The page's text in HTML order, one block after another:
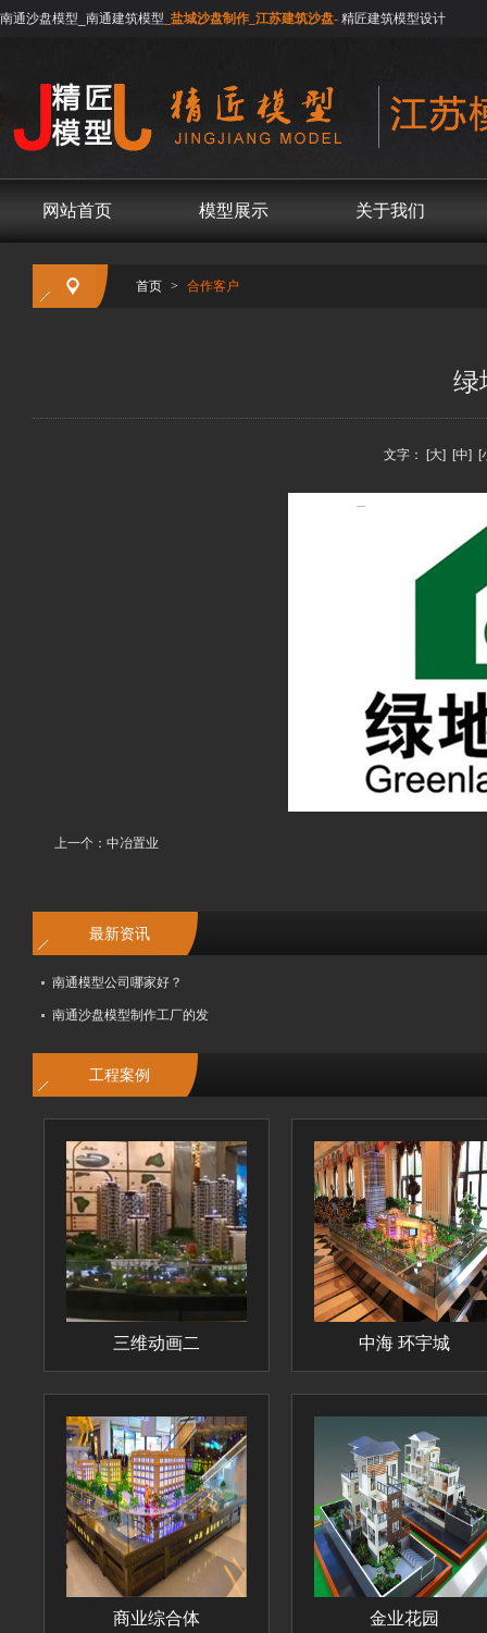
南通沙盘模型_南通建筑模型 _盐城沙盘制作_江苏建筑沙盘- 精匠建筑模型设计
网站首页 模型展示 关于我们
首页 > 合作客户
绿
文字： [大] [中] [
上一个： 中冶置业
最新资讯
南通模型公司哪家好？
南通沙盘模型制作工厂的发
工程案例
三维动画二 中海 环宇城
商业综合体 金业花园